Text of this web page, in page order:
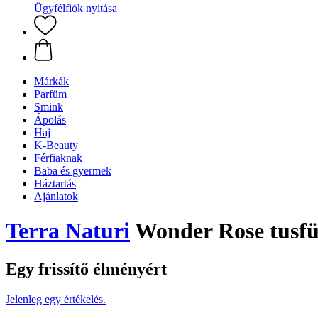
Ügyfélfiók nyitása
Márkák
Parfüm
Smink
Ápolás
Haj
K-Beauty
Férfiaknak
Baba és gyermek
Háztartás
Ajánlatok
Terra NaturiWonder Rose
Egy frissítő élményért
Jelenleg egy értékelés.